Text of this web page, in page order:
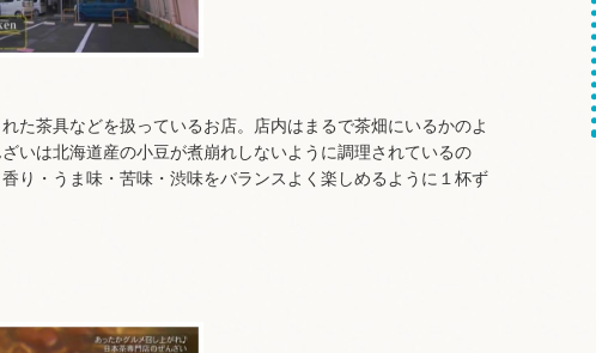
た茶具などを扱っているお店。店内はまるで茶畑にいるかのよ
いは北海道産の小豆が煮崩れしないように調理されているの
り・うま味・苦味・渋味をバランスよく楽しめるように１杯ず